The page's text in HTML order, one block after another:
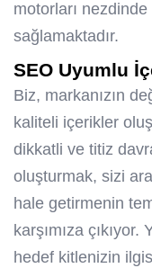
motorları
sağlamaktadır.
SEO Uyumlu
Biz, markanızın
kaliteli içerikler
dikkatli ve titiz
oluşturmak, sizi
hale getirmenin
karşımıza
hedef kitlenizin